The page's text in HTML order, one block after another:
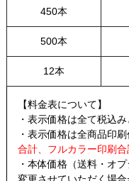
450本
500本
12本
【料金表について】
・表示価格は全て税込み
・表示価格は全商品印
合計、フルカラー印刷合
・本体価格（送料・オ